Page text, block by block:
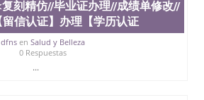
果，付余款。 我们对海外大学及
单所使用的材料，尺寸大小，防伪
阴影底纹，钢印LOGO烫金烫
复合重叠。 文字图案浮雕，激光
温感，复印防伪）都有原版本文凭
刻精仿//毕业证办理//成绩单修改//
信认证】办理【学历认证
dfnsen Salud y Belleza
0 Respuestas
...